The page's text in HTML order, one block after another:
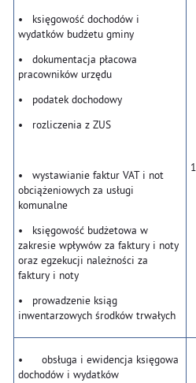
• księgowość dochodów i
wydatków budżetu gminy
• dokumentacja płacowa
pracowników urzędu
• podatek dochodowy
• rozliczenia z ZUS
• wystawianie faktur VAT i not
obciążeniowych za usługi
komunalne
• księgowość budżetowa w
zakresie wpływów za faktury i noty
oraz egzekucji należności za
faktury i noty
• prowadzenie ksiąg
inwentarzowych środków trwałych
• obsługa i ewidencja księgowa
dochodów i wydatków